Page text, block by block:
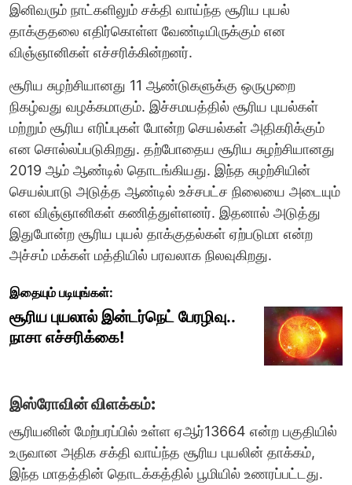
இனிவரும் நாட்களிலும் சக்தி வாய்ந்த சூரிய புயல்
தாக்குதலை எதிர்கொள்ள வேண்டியிருக்கும் என
விஞ்ஞானிகள் எச்சரிக்கின்றனர்.
சூரிய சுழற்சியானது 11 ஆண்டுகளுக்கு ஒருமுறை
நிகழ்வது வழக்கமாகும். இச்சமயத்தில் சூரிய புயல்கள்
மற்றும் சூரிய எரிப்புகள் போன்ற செயல்கள் அதிகரிக்கும்
என சொல்லப்படுகிறது. தற்போதைய சூரிய சுழற்சியானது
2019 ஆம் ஆண்டில் தொடங்கியது. இந்த சுழற்சியின்
செயல்பாடு அடுத்த ஆண்டில் உச்சபட்ச நிலையை அடையும்
என விஞ்ஞானிகள் கணித்துள்ளனர். இதனால் அடுத்து
இதுபோன்ற சூரிய புயல் தாக்குதல்கள் ஏற்படுமா என்ற
அச்சம் மக்கள் மத்தியில் பரவலாக நிலவுகிறது.
இதையும் படியுங்கள்:
சூரிய புயலால் இன்டர்நெட் பேரழிவு..
நாசா எச்சரிக்கை!
இஸ்ரோவின் விளக்கம்:
சூரியனின் மேற்பரப்பில் உள்ள ஏஆர்13664 என்ற பகுதியில்
உருவான அதிக சக்தி வாய்ந்த சூரிய புயலின் தாக்கம்,
இந்த மாதத்தின் தொடக்கத்தில் பூமியில் உணரப்பட்டது.